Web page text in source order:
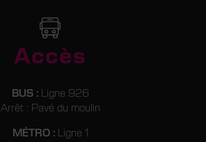
Accès
BUS : Ligne 926
Arrêt : Pavé du moulin
MÉTRO :Ligne 1